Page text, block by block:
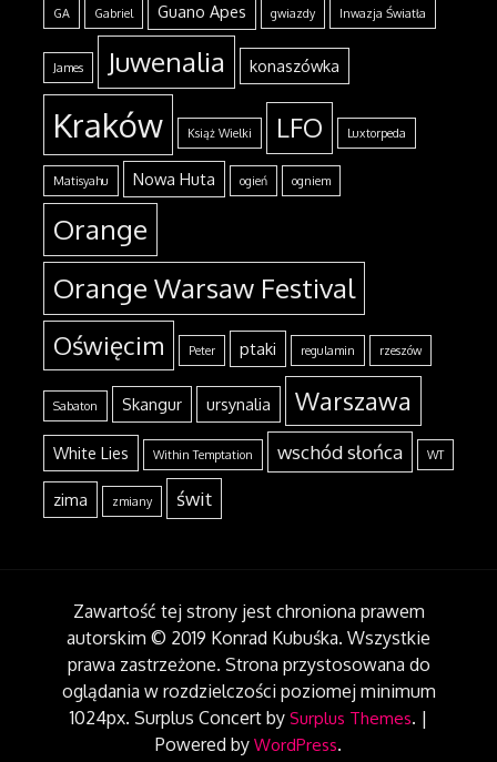
GA Gabriel Guano Apes gwiazdy Inwazja Światła
James Juwenalia konaszówka
Kraków Książ Wielki LFO Luxtorpeda
Matisyahu Nowa Huta ogień ogniem
Orange
Orange Warsaw Festival
Oświęcim Peter ptaki regulamin rzeszów
Sabaton Skangur ursynalia Warszawa
White Lies Within Temptation wschód słońca WT
zima zmiany świt
Zawartość tej strony jest chroniona prawem
autorskim © 2019 Konrad Kubuśka. Wszystkie
prawa zastrzeżone. Strona przystosowana do
oglądania w rozdzielczości poziomej minimum
1024px. Surplus Concert by Surplus Themes. |
Powered by WordPress.